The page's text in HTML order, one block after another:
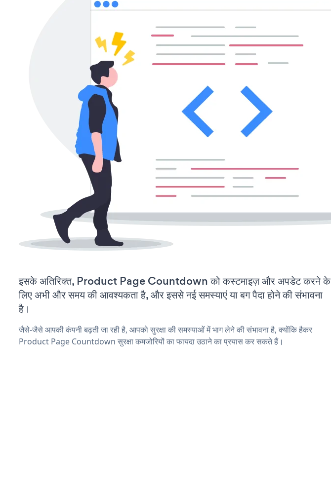
इसके अतिरिक्त, Product Page Countdown को कस्टमाइज़ और अपडेट करने के
लिए अभी और समय की आवश्यकता है, और इससे नई समस्याएं या बग पैदा होने की संभावना
है।
जैसे-जैसे आपकी कंपनी बढ़ती जा रही है, आपको सुरक्षा की समस्याओं में भाग लेने की संभावना है, क्योंकि हैकर
Product Page Countdown सुरक्षा कमजोरियों का फायदा उठाने का प्रयास कर सकते हैं।